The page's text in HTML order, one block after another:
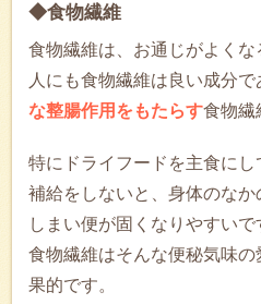
◆食物繊維
食物繊維は、お通じがよくな
人にも食物繊維は良い成分で
な整腸作用をもたらす食物繊
特にドライフードを主食に
補給をしないと、身体のな
しまい便が固くなりやすいで
食物繊維はそんな便秘気味
果的です。